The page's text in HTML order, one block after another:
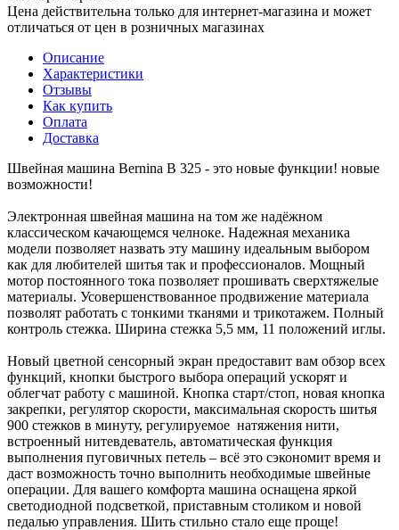
Цена действительна только для интернет-магазина и может
отличаться от цен в розничных магазинах
Описание
Характеристики
Отзывы
Как купить
Оплата
Доставка
Швейная машина Bernina B 325 - это новые функции! новые
возможности!
Электронная швейная машина на том же надёжном
классическом качающемся челноке. Надежная механика
модели позволяет назвать эту машину идеальным выбором
как для любителей шитья так и профессионалов. Мощный
мотор постоянного тока позволяет прошивать сверхтяжелые
материалы. Усовершенствованное продвижение материала
позволят работать с тонкими тканями и трикотажем. Полный
контроль стежка. Ширина стежка 5,5 мм, 11 положений иглы.
Новый цветной сенсорный экран предоставит вам обзор всех
функций, кнопки быстрого выбора операций ускорят и
облегчат работу с машиной. Кнопка старт/стоп, новая кнопка
закрепки, регулятор скорости, максимальная скорость шитья
900 стежков в минуту, регулируемое натяжения нити,
встроенный нитевдеватель, автоматическая функция
выполнения пуговичных петель – всё это сэкономит время и
даст возможность точно выполнить необходимые швейные
операции. Для вашего комфорта машина оснащена яркой
светодиодной подсветкой, приставным столиком и новой
педалью управления. Шить стильно стало еще проще!